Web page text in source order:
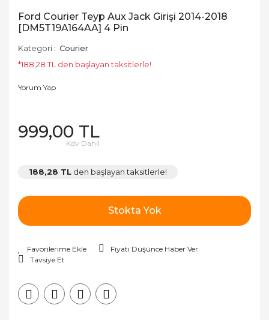
Ford Courier Teyp Aux Jack Girişi 2014-2018
[DM5T19A164AA] 4 Pin
Kategori
Courier
*188,28 TL den başlayan taksitlerle!
Yorum Yap
999,00 TL
Kdv Dahil
188,28 TL den başlayan taksitlerle!
Stokta Yok
Fiyatı Düşünce Haber Ver
Tavsiye Et